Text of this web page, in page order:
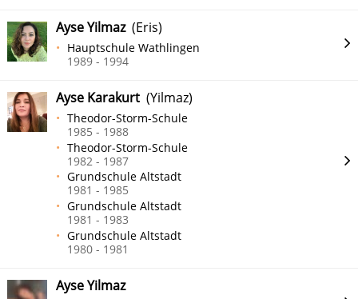
Ayse Yilmaz(Eris)
Hauptschule Wathlingen
1989 - 1994
Ayse Karakurt (Yilmaz)
Theodor-Storm-Schule
1985 - 1988
Theodor-Storm-Schule
1982 - 1987
Grundschule Altstadt
1981 - 1985
Grundschule Altstadt
1981 - 1983
Grundschule Altstadt
1980 - 1981
Ayse Yilmaz